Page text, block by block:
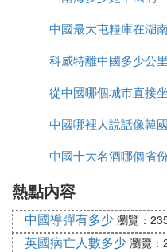
中國最大屯糧庫在湖
哪裡
科威特離中國多少公里
從中國哪個城市直接坐
大巴去越南
中國哪裡人說話像韓國
話
中國十大名酒哪個省
熱點內容
中國導彈有多少 瀏覽：
英國病亡人數多少 瀏覽：